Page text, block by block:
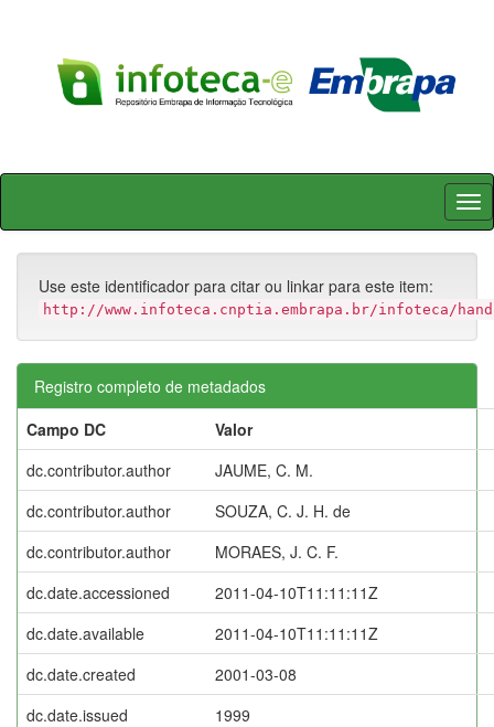
Skip
Use este identificador para citar ou linkar para este item:
http://www.infoteca.cnptia.embrapa.br/infoteca/
Registro completo de metadados
Campo DC
Valor
dc.contributor.author
JAUME, C. M.
dc.contributor.author
SOUZA, C. J. H. de
dc.contributor.author
MORAES, J. C. F.
dc.date.accessioned
2011-04-10T11:11:11Z
dc.date.available
2011-04-10T11:11:11Z
dc.date.created
2001-03-08
dc.date.issued
1999